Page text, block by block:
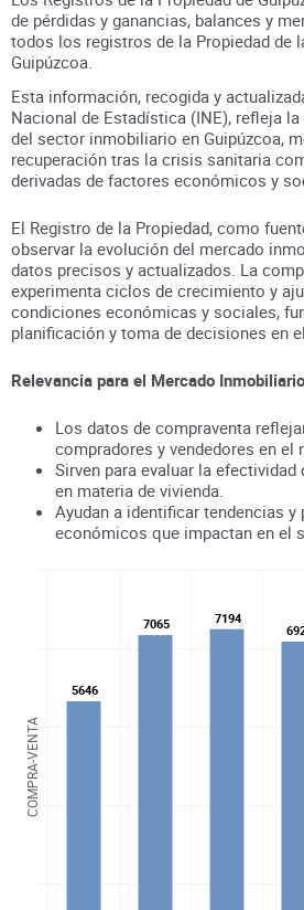
de pérdidas y ganancias, balances y
todos los registros de la Propiedad de
Guipúzcoa
Esta información, recogida y
Nacional de Estadística (INE), refleja
del sector inmobiliario en Guipúzcoa,
recuperación tras la crisis sanitaria
derivadas de factores económicos y
El Registro de la Propiedad, como
observar la evolución del mercado
datos precisos y actualizados. La
experimenta ciclos de crecimiento y
condiciones económicas y sociales,
planificación y toma de decisiones en
Relevancia para el Mercado Inmobiliario
Los datos de compraventa
compradores y vendedores en el
Sirven para evaluar la
en materia de vivienda.
Ayudan a identificar tendencias y
económicos que impactan en el
COMPRA-VENTA
5646
5646
7065
7065 7194
7194